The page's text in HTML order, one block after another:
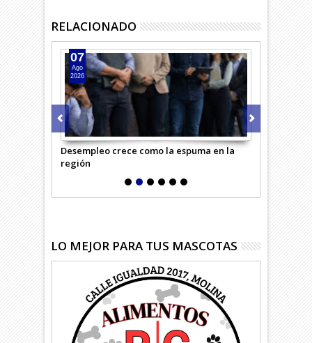
RELACIONADO
Desempleo crece como la espuma en la
región
07
Ago
2026
LO MEJOR PARA TUS MASCOTAS